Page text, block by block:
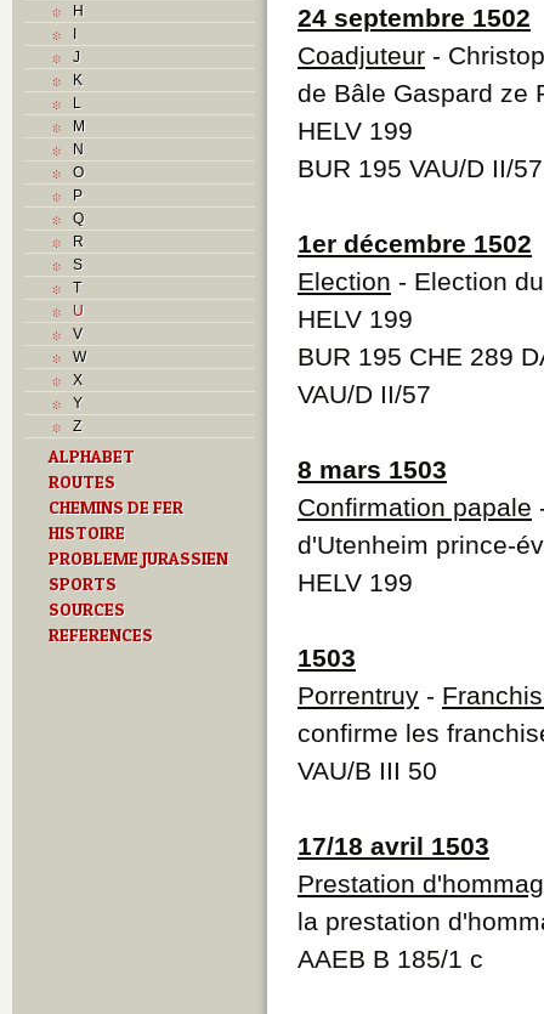
H
I
J
K
L
M
N
O
P
Q
R
S
T
U
V
W
X
Y
Z
ALPHABET
ROUTES
CHEMINS DE FER
HISTOIRE
PROBLEME JURASSIEN
SPORTS
SOURCES
REFERENCES
24 septembre 1502
Coadjuteur -
de Bâle Gaspard ze
HELV 199
BUR 195 VAU/D II/57
1er décembre 1502
Election - Election
HELV 199
BUR 195 CHE 289
VAU/D II/57
8 mars 1503
Confirmation papale
d'Utenheim prince-
HELV 199
1503
Porrentruy -
confirme les
VAU/B III 50
17/18 avril 1503
Prestation
la prestation
AAEB B 185/1 c